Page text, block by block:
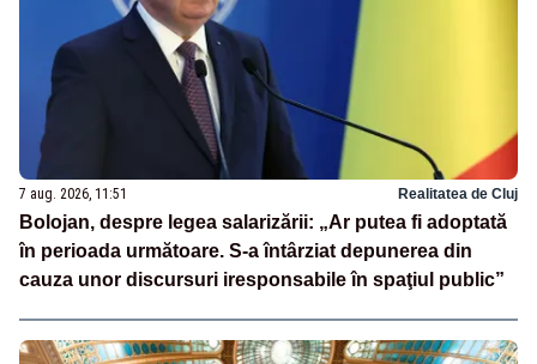
7 aug. 2026, 11:51 Realitatea de Cluj
Bolojan, despre legea salarizării: „Ar putea fi adoptată
în perioada următoare. S-a întârziat depunerea din
cauza unor discursuri iresponsabile în spaţiul public”